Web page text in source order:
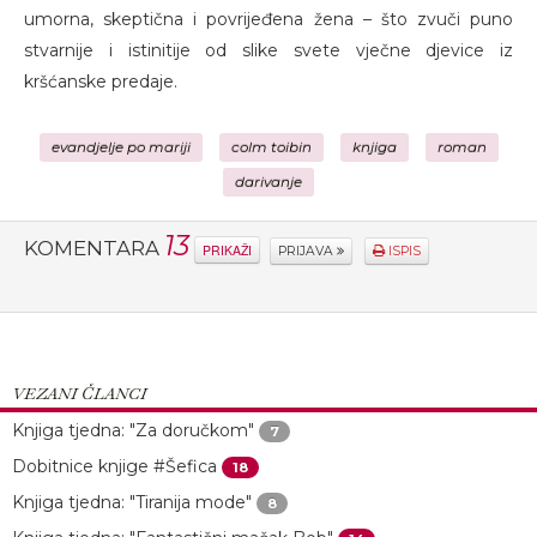
umorna, skeptična i povrijeđena žena – što zvuči puno
stvarnije i istinitije od slike svete vječne djevice iz
kršćanske predaje.
evandjelje po mariji colm toibin knjiga roman
darivanje
KOMENTARA 13 PRIKAŽI PRIJAVA ISPIS
VEZANI ČLANCI
Knjiga tjedna: "Za doručkom"
7
Dobitnice knjige #Šefica 18
Knjiga tjedna: "Tiranija mode" 8